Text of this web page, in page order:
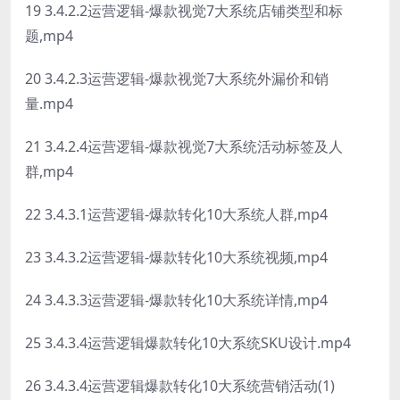
19 3.4.2.2运营逻辑-爆款视觉7大系统店铺类型和标
题,mp4
20 3.4.2.3运营逻辑-爆款视觉7大系统外漏价和销
量.mp4
21 3.4.2.4运营逻辑-爆款视觉7大系统活动标签及人
群,mp4
22 3.4.3.1运营逻辑-爆款转化10大系统人群,mp4
23 3.4.3.2运营逻辑-爆款转化10大系统视频,mp4
24 3.4.3.3运营逻辑-爆款转化10大系统详情,mp4
25 3.4.3.4运营逻辑爆款转化10大系统SKU设计.mp4
26 3.4.3.4运营逻辑爆款转化10大系统营销活动(1)